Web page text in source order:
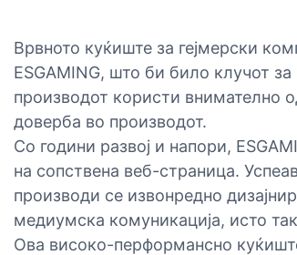
Врвното куќиште за гејмерски
ESGAMING, што би било клучот
производот користи внимателно
доверба во производот.
Со години развој и напори,
на сопствена веб-страница.
производи се извонредно
медиумска комуникација, исто
Ова високо-перформансно